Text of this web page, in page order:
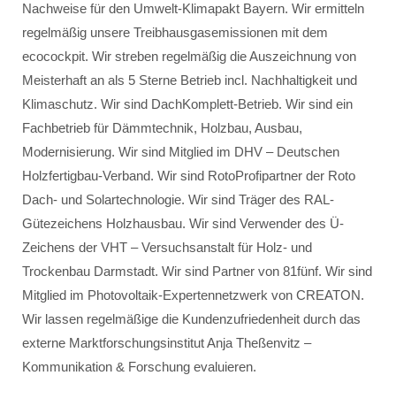
Nachweise für den Umwelt-Klimapakt Bayern. Wir ermitteln
regelmäßig unsere Treibhausgasemissionen mit dem
ecocockpit. Wir streben regelmäßig die Auszeichnung von
Meisterhaft an als 5 Sterne Betrieb incl. Nachhaltigkeit und
Klimaschutz. Wir sind DachKomplett-Betrieb. Wir sind ein
Fachbetrieb für Dämmtechnik, Holzbau, Ausbau,
Modernisierung. Wir sind Mitglied im DHV – Deutschen
Holzfertigbau-Verband. Wir sind RotoProfipartner der Roto
Dach- und Solartechnologie. Wir sind Träger des RAL-
Gütezeichens Holzhausbau. Wir sind Verwender des Ü-
Zeichens der VHT – Versuchsanstalt für Holz- und
Trockenbau Darmstadt. Wir sind Partner von 81fünf. Wir sind
Mitglied im Photovoltaik-Expertennetzwerk von CREATON.
Wir lassen regelmäßige die Kundenzufriedenheit durch das
externe Marktforschungsinstitut Anja Theßenvitz –
Kommunikation & Forschung evaluieren.